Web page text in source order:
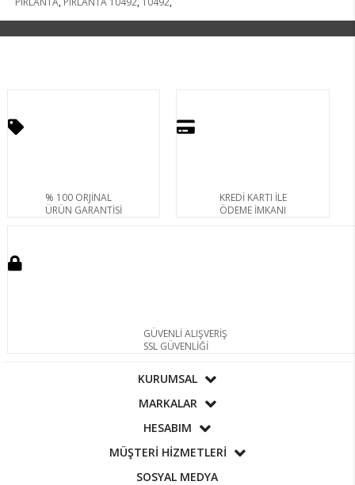
% 100 ORJİNAL
ÜRÜN GARANTİSİ
KREDİ KARTI İLE
ÖDEME İMKANI
GÜVENLİ ALIŞVERİŞ
SSL GÜVENLİĞİ
KURUMSAL
MARKALAR
HESABIM
MÜŞTERİ HİZMETLERİ
SOSYAL MEDYA